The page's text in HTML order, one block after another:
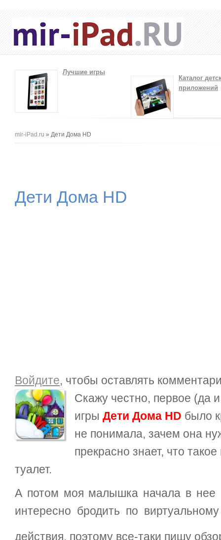
Лучшие игры
Каталог
приложений
Вы здесь
mir-iPad.ru » Дети Дома HD
Дети Дома HD
Войдите, чтобы оставлять
Скажу честно, первое (да
игры Дети Дома HD было
не понимала, зачем она
прекрасно знает, что
туалет.
А потом моя малышка начала в нее
интересно бродить по
действия, поэтому все-таки пишу